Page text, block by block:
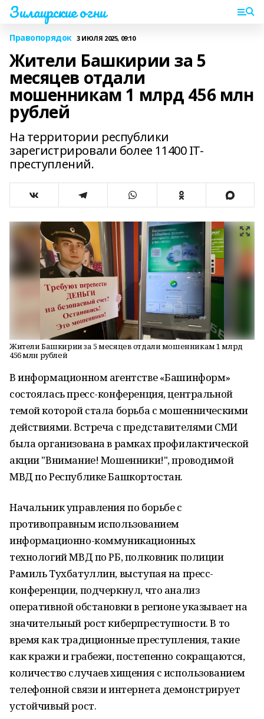
Зилаирские огни
Правопорядок 3 ИЮЛЯ 2025, 09:10
Жители Башкирии за 5
месяцев отдали
мошенникам 1 млрд 456 млн
рублей
На территории республики
зарегистрировали более 11400 IT-
преступлений.
Жители Башкирии за 5 месяцев отдали мошенникам 1 млрд
456 млн рублей
В информационном агентстве «Башинформ»
состоялась пресс-конференция, центральной
темой которой стала борьба с мошенническими
действиями. Встреча с представителями СМИ
была организована в рамках профилактической
акции "Внимание! Мошенники!", проводимой
МВД по Республике Башкортостан.
Начальник управления по борьбе с
противоправным использованием
информационно-коммуникационных
технологий МВД по РБ, полковник полиции
Рамиль Тухбатуллин, выступая на пресс-
конференции, подчеркнул, что анализ
оперативной обстановки в регионе указывает на
значительный рост киберпреступности. В то
время как традиционные преступления, такие
как кражи и грабежи, постепенно сокращаются,
количество случаев хищения с использованием
телефонной связи и интернета демонстрирует
устойчивый рост.